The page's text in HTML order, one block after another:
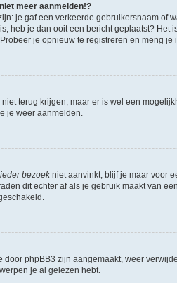
meer aanmelden!?
je gaf een verkeerde gebruikersnaam
heb je dan ooit een bericht geplaatst?
je opnieuw te registreren en meng je
terug krijgen, maar er is wel een
je weer aanmelden.
bezoekniet aanvinkt, blijf je maar voor
dit echter af als je gebruik maakt van
door phpBB3 zijn aangemaakt, weer
je al gelezen hebt.